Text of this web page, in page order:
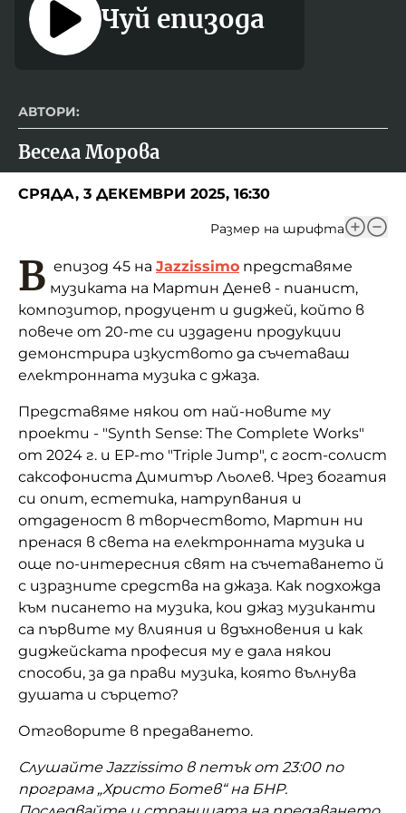
АВТОРИ:
Весела Морова
Чуй епизода
СРЯДА, 3 ДЕКЕМВРИ 2025, 16:30
Размер на шрифта
В епизод 45 на Jazzissimo представяме
музиката на Мартин Денев - пианист,
композитор, продуцент и диджей, който в
повече от 20-те си издадени продукции
демонстрира изкуството да съчетаваш
електронната музика с джаза.
Представяме някои от най-новите му
проекти - "Synth Sense: The Complete Works"
от 2024 г. и EP-то "Triple Jump", с гост-солист
саксофониста Димитър Льолев. Чрез богатия
си опит, естетика, натрупвания и
отдаденост в творчеството, Мартин ни
пренася в света на електронната музика и
още по-интересния свят на съчетаването й
с изразните средства на джаза. Как подхожда
към писането на музика, кои джаз музиканти
са първите му влияния и вдъхновения и как
диджейската професия му е дала някои
способи, за да прави музика, която вълнува
душата и сърцето?
Отговорите в предаването.
Слушайте Jazzissimo в петък от 23:00 по
програма „Христо Ботев“ на БНР.